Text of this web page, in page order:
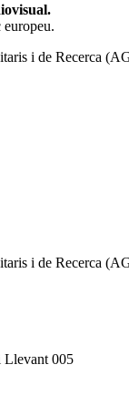
i de Recerca
i de Recerca
Llevant 005